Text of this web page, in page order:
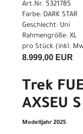
Art.Nr. 5321785
Farbe: DARK STAR
Geschlecht: Uni
Rahmengröße: XL
pro Stück (inkl.
8.999,00 EUR
Trek
AXSEU
Modelljahr 2025